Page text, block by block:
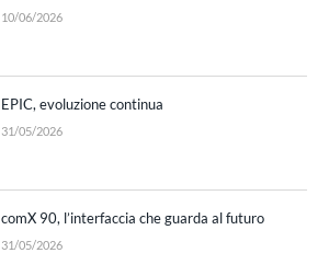
10/06/2026
EPIC, evoluzione continua
31/05/2026
comX 90, l’interfaccia che guarda al futuro
31/05/2026